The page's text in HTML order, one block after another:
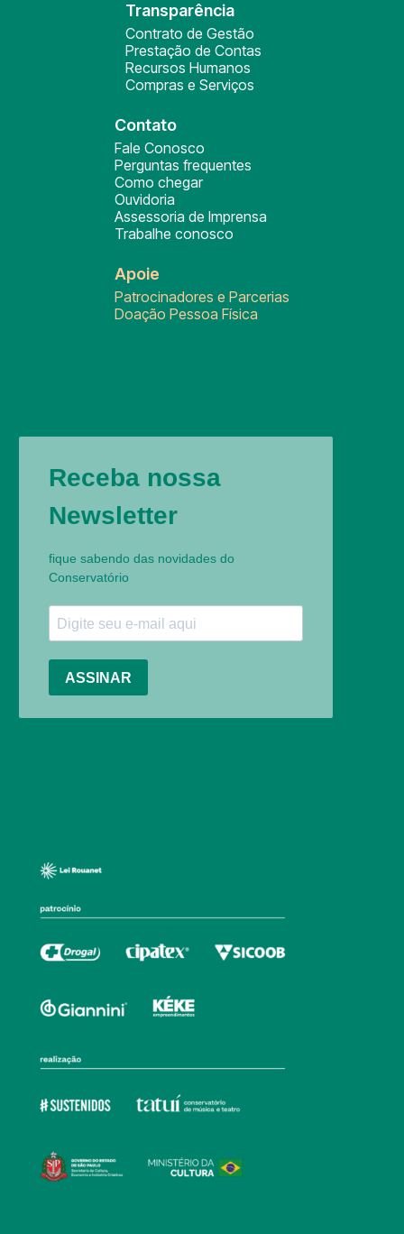
Transparência
Contrato de Gestão
Prestação de Contas
Recursos Humanos
Compras e Serviços
Contato
Fale Conosco
Perguntas frequentes
Como chegar
Ouvidoria
Assessoria de Imprensa
Trabalhe conosco
Apoie
Patrocinadores e Parcerias
Doação Pessoa Física